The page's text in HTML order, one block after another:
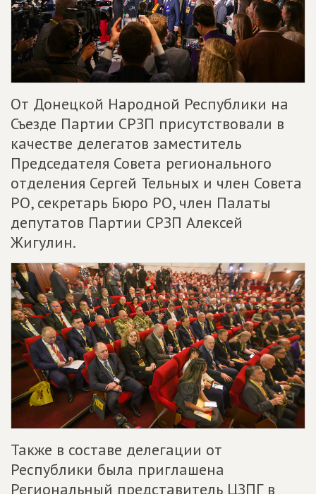
От Донецкой Народной Республики на
Съезде Партии СРЗП присутствовали в
качестве делегатов заместитель
Председателя Совета регионального
отделения Сергей Тельных и член Совета
РО, секретарь Бюро РО, член Палаты
депутатов Партии СРЗП Алексей
Жигулин.
Также в составе делегации от
Республики была приглашена
Региональный представитель ЦЗПГ в